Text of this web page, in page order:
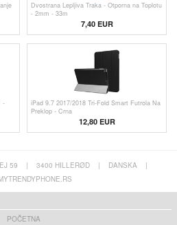
Dvostrana Lepljiva Traka - Otporna na Toplotu
- 2mm - 33m
7,40 EUR
-
iPad 9.7 2017/2018 Tri-Fold Smart Futrola Na
Preklop - Crna
12,80 EUR
59 | 3400 HILLERØD | DANSKA
|
POČETNA